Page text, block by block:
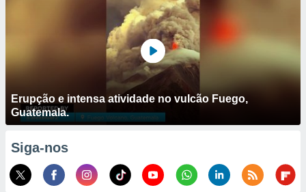
Erupção e intensa atividade no vulcão Fuego,
Guatemala.
Siga-nos